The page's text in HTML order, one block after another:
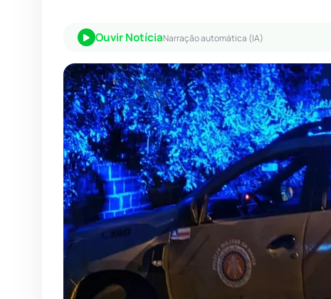
Ouvir NotíciaNarração automática (IA)